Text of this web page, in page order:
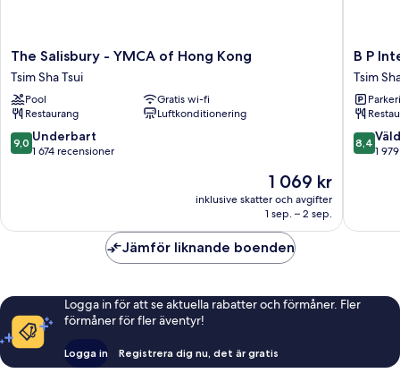
The
Salisbury
-
YMCA
of
Hong
Kong
The Salisbury - YMCA of Hong Kong
Tsim Sha Tsui
Pool
Gratis wi-fi
Restaurang
Luftkonditionering
9.0
av
9,0 Underbart
1 674 recensioner
Priset
1 069 kr
1 069 kr
inklusive skatter och avgifter
1 sep. – 2 sep.
B
P
Tsim
Sha
Tsui
B P
Tsim
8.4
av
8,4
1
Jämför liknande boenden
Logga in för att se aktuella rabatter och förmåner. Fler
förmåner för fler äventyr!
Logga in Registrera dig nu, det är gratis